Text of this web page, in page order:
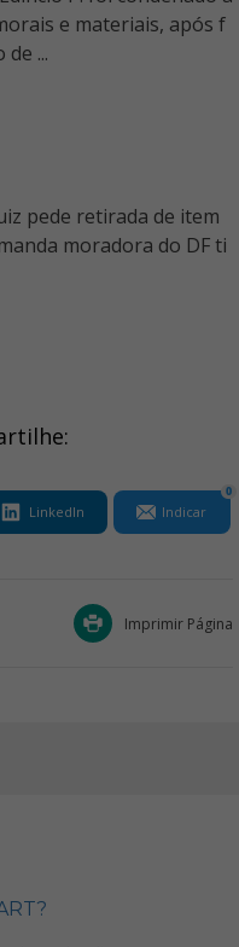
e materiais, após f
...
pede retirada de item
moradora do DF ti
LinkedIn Indicar
0
Imprimir Página